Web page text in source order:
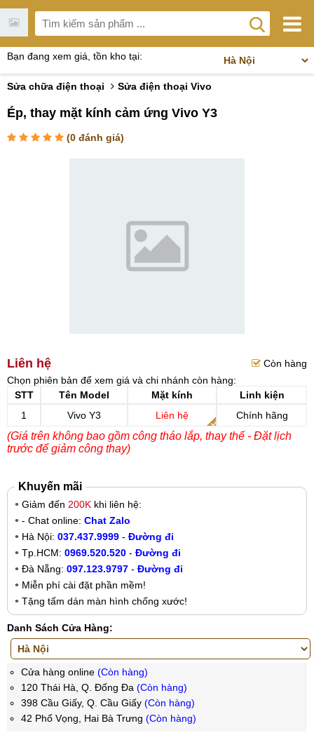
Bạn đang xem giá, tồn kho tại:
Sửa chữa điện thoại Sửa điện thoại Vivo
Ép, thay mặt kính cảm ứng Vivo Y3
(0 đánh giá)
Liên hệ
Còn hàng
Chọn phiên bản để xem giá và chi nhánh còn hàng:
STT
Tên Model Mặt kính
Linh kiện
1
Vivo Y3 Liên hệ Chính hãng
(Giá trên không bao gồm công tháo lắp, thay thế - Đặt lịch
trước để giảm công thay)
Khuyến mãi
Giảm đến 200K khi liên hệ:
- Chat online: Chat Zalo
Hà Nội: 037.437.9999 - Đường đi
Tp.HCM: 0969.520.520 - Đường đi
Đà Nẵng: 097.123.9797 - Đường đi
Miễn phí cài đặt phần mềm!
Tặng tấm dán màn hình chống xước!
Danh Sách Cửa Hàng:
Cửa hàng online (Còn hàng)
120 Thái Hà, Q. Đống Đa (Còn hàng)
398 Cầu Giấy, Q. Cầu Giấy (Còn hàng)
42 Phố Vọng, Hai Bà Trưng (Còn hàng)